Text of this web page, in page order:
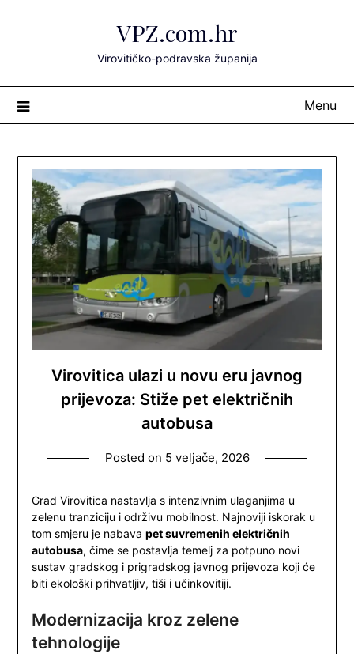
VPZ.com.hr
Virovitičko-podravska županija
Menu
Virovitica ulazi u novu eru javnog
prijevoza: Stiže pet električnih
autobusa
Posted on 5 veljače, 2026
Grad Virovitica nastavlja s intenzivnim ulaganjima u
zelenu tranziciju i održivu mobilnost. Najnoviji iskorak u
tom smjeru je nabava pet suvremenih električnih
autobusa, čime se postavlja temelj za potpuno novi
sustav gradskog i prigradskog javnog prijevoza koji će
biti ekološki prihvatljiv, tiši i učinkovitiji.
Modernizacija kroz zelene
tehnologije